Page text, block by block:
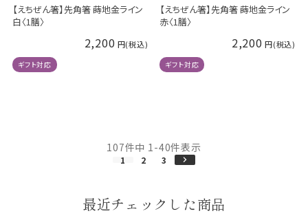
【えちぜん箸】先角箸 蒔地金ライン
白〈1膳〉
2,200
ギフト対応
【えちぜん箸】先角箸 蒔地金ライン
赤〈1膳〉
2,200
ギフト対応
107件中 1 -40件表示
1 2 3
最近チェックした商品